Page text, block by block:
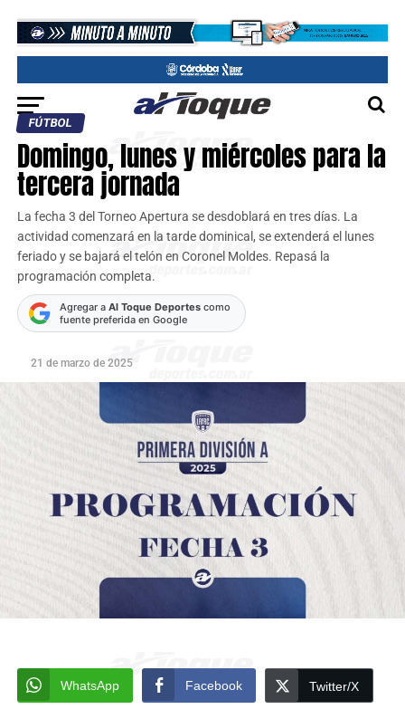
FÚTBOL
Domingo, lunes y miércoles para la
tercera jornada
La fecha 3 del Torneo Apertura se desdoblará en tres días. La
actividad comenzará en la tarde dominical, se extenderá el lunes
feriado y se bajará el telón en Coronel Moldes. Repasá la
programación completa.
Agregar a Al Toque Deportescomo
fuente preferida en Google
21 de marzo de 2025
WhatsApp Facebook Twitter/X